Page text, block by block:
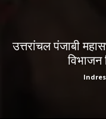
उत्तरांचल पंजाबी
विभाजन